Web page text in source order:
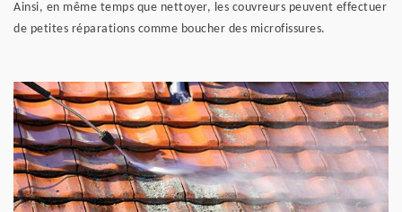
Ainsi, en même temps que nettoyer, les couvreurs peuvent effectuer
de petites réparations comme boucher des microfissures.